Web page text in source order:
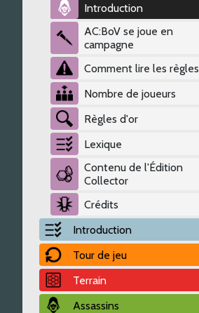
Introduction
AC:BoV se joue en
campagne
Comment lire les règles
Nombre de joueurs
Règles d'or
Lexique
Contenu de l'Édition
Collector
Crédits
Introduction
Tour de jeu
Terrain
Assassins